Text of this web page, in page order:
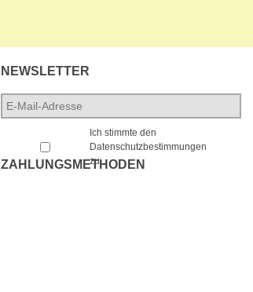
NEWSLETTER
E-
Mail-
Ich stimmte den
Datenschutzbestimmungen
zu.
ZAHLUNGSMETHODEN